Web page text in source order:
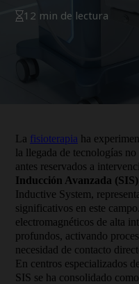
12 min de lectura
La fisioterapia ha
la llegada de tecnologías
antes reservados a
Inducción Avanzada (SIS)
Inductive System,
significativos en este
electromagnéticos de alta
profundos, activando
necesidad de contacto
En centros especializados
SIS se ha consolidado